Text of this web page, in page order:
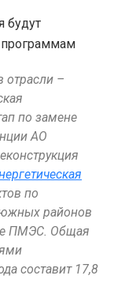
отрасли –
по замене
АО
по
районов
ПМЭС. Общая
составит 17,8